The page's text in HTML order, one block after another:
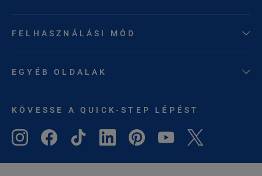
FELHASZNÁLÁSI MÓD
EGYÉB OLDALAK
KÖVESSE A QUICK-STEP LÉPÉST